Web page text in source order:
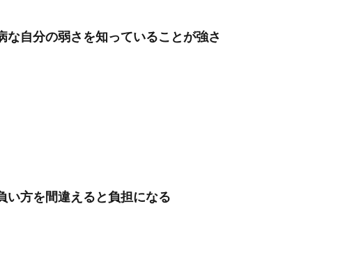
な自分の弱さを知っていることが強さ
い方を間違えると負担になる